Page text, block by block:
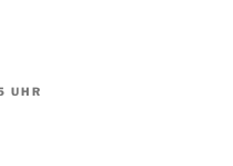
UHR